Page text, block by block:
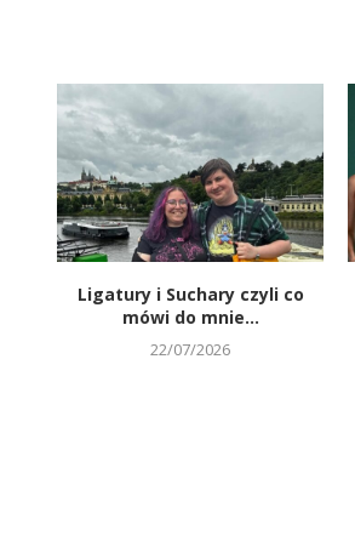
Ligatury i Suchary czyli co
mówi do mnie...
22/07/2026